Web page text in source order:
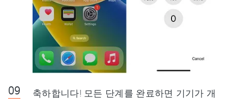
축하합니다! 모든 단계를 완료하면 기기가 개